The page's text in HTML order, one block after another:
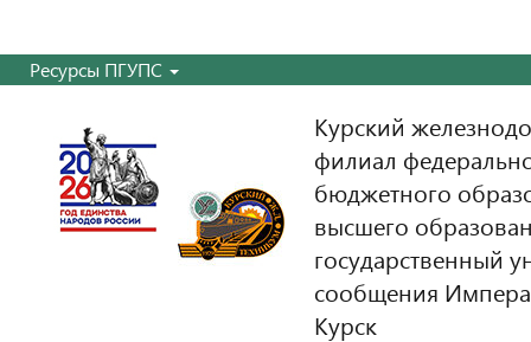
Ресурсы ПГУПС
Курский
филиал
бюджетного
высшего
государственный
сообщения
Курск